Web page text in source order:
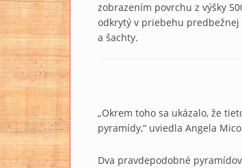
zobrazením povrchu z výšky
odkrytý v priebehu
a šachty.
„Okrem toho sa ukázalo, že
pyramídy,“ uviedla Angela
Dva pravdepodobné